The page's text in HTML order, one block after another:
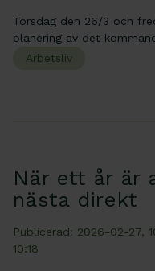
Torsdag den 26/3 och
planering av det
Arbetsliv
När ett år är
nästa direkt
Publicerad: 2026-02-27,
10:18